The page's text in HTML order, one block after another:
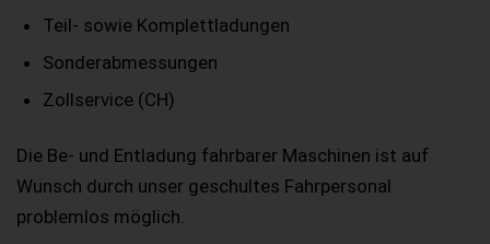
Teil- sowie Komplettladungen
Sonderabmessungen
Zollservice (CH)
Die Be- und Entladung fahrbarer Maschinen ist auf
Wunsch durch unser geschultes Fahrpersonal
problemlos möglich.